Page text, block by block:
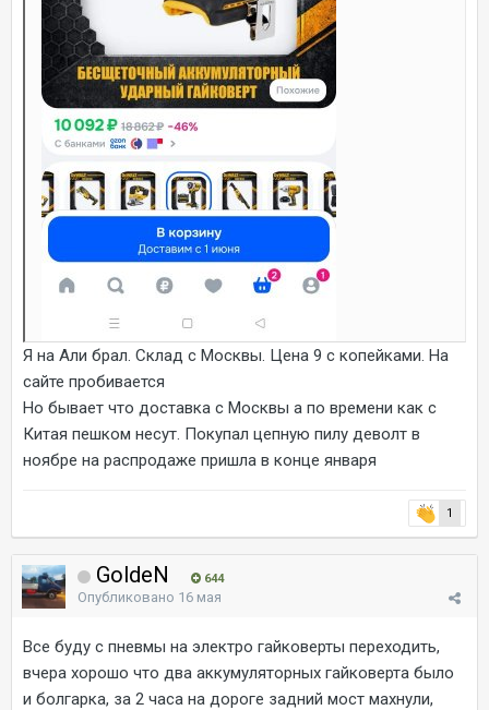
Я на Али брал. Склад с Москвы. Цена 9 с копейками. На
сайте пробивается
Но бывает что доставка с Москвы а по времени как с
Китая пешком несут. Покупал цепную пилу деволт в
ноябре на распродаже пришла в конце января
1
GoldeN 644
Опубликовано 16 мая
Все буду с пневмы на электро гайковерты переходить,
вчера хорошо что два аккумуляторных гайковерта было
и болгарка, за 2 часа на дороге задний мост махнули,